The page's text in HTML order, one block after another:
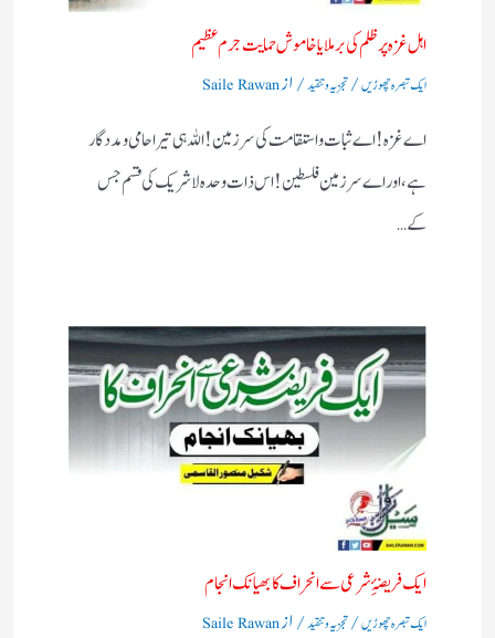
اہل غزہ پر ظلم کی برملا یا خاموش حمایت جرم عظیم
ایک تبصرہ چھوڑیں/تجزیہ و تنقید/ ازSaile Rawan
اے غزہ! اے ثبات واستقامت کی سرزمین! اللہ ہی تیرا حامی ومددگار
ہے، اور اے سرزمین فلسطین! اس ذات وحدہ لاشریک کی قسم جس
کے…
ایک فریضۂِ شرعی سے انحراف کا بھیانک انجام
ایک تبصرہ چھوڑیں/تجزیہ و تنقید/ ازSaile Rawan